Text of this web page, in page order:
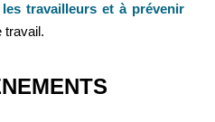
travailleurs et à prévenir
travail.